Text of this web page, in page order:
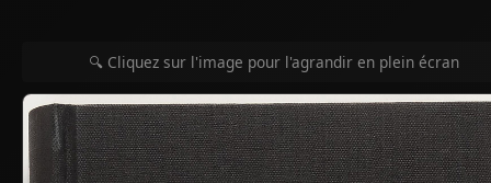
🔍 Cliquez sur l'image pour l'agrandir en plein écran